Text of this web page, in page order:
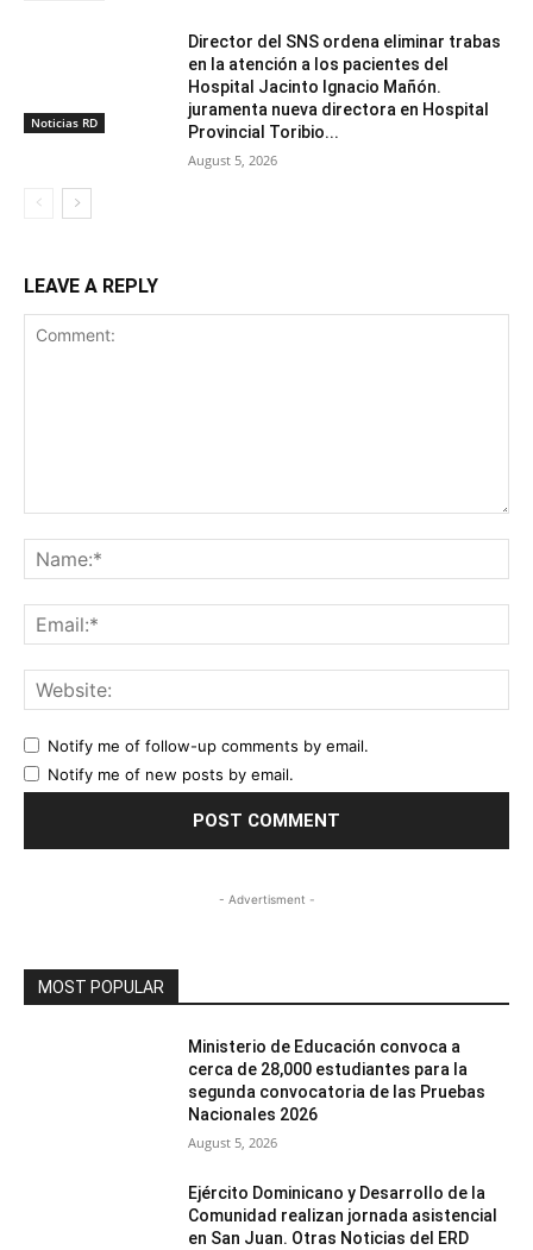
Noticias RD
Director del SNS ordena eliminar trabas
en la atención a los pacientes del
Hospital Jacinto Ignacio Mañón.
juramenta nueva directora en Hospital
Provincial Toribio...
August 5, 2026
LEAVE A REPLY
Notify me of follow-up comments by email.
Notify me of new posts by email.
- Advertisment -
MOST POPULAR
Ministerio de Educación convoca a
cerca de 28,000 estudiantes para la
segunda convocatoria de las Pruebas
Nacionales 2026
August 5, 2026
Ejército Dominicano y Desarrollo de la
Comunidad realizan jornada asistencial
en San Juan. Otras Noticias del ERD